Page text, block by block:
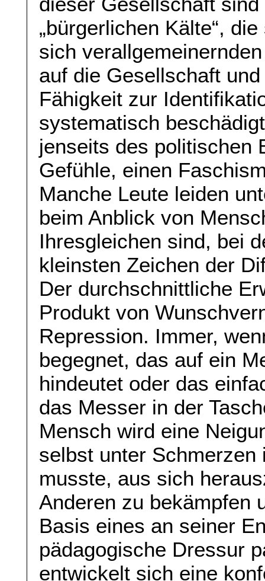
„bürgerlichen Kälte“,
sich
auf die Gesellschaft
Fähigkeit zur
systematisch
jenseits des politischen
Gefühle, einen
Manche Leute leiden
beim Anblick von
Ihresgleichen sind, bei
kleinsten Zeichen der
Der durchschnittliche
Produkt von
Repression. Immer,
begegnet, das auf ein
hindeutet oder das
das Messer in der
Mensch wird eine
selbst unter
musste, aus sich
Anderen zu bekämpfen
Basis eines an seiner
pädagogische Dressur
entwickelt sich eine